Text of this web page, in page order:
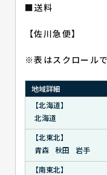
■送料
【佐川急便】
※表はスクロールで
地域詳細
【北海道】
北海道
【北東北】
青森 秋田 岩手
【南東北】